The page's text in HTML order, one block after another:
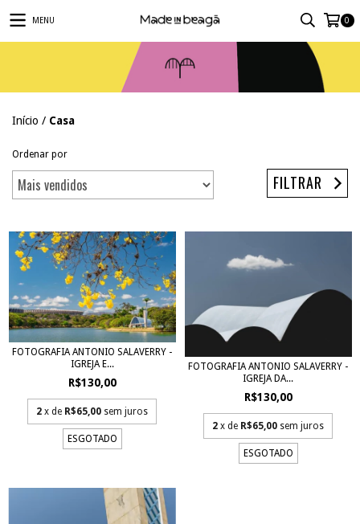
MENU 0
Início / Casa
Ordenar por
FILTRAR
FOTOGRAFIA ANTONIO SALAVERRY -
IGREJA E...
R$130,00
2 x de R$65,00 sem juros
ESGOTADO
FOTOGRAFIA ANTONIO SALAVERRY -
IGREJA DA...
R$130,00
2 x de R$65,00 sem juros
ESGOTADO